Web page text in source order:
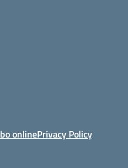
onlinePrivacy Policy